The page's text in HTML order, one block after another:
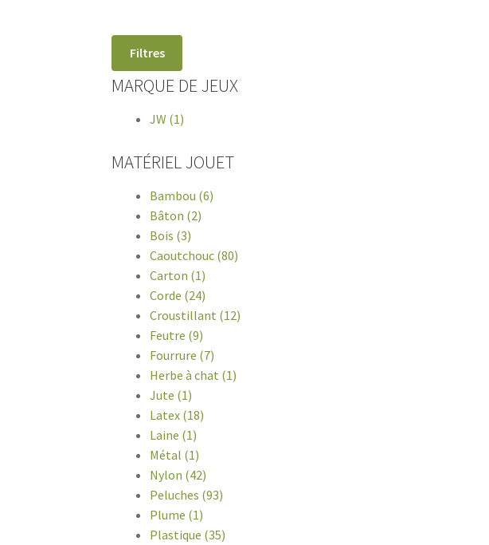
Filtres
MARQUE DE JEUX
JW (1)
MATÉRIEL JOUET
Bambou (6)
Bâton (2)
Bois (3)
Caoutchouc (80)
Carton (1)
Corde (24)
Croustillant (12)
Feutre (9)
Fourrure (7)
Herbe à chat (1)
Jute (1)
Latex (18)
Laine (1)
Métal (1)
Nylon (42)
Peluches (93)
Plume (1)
Plastique (35)